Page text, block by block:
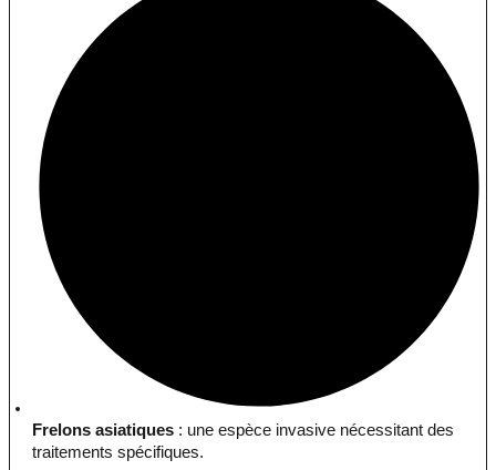
Frelons asiatiques : une espèce invasive nécessitant des
traitements spécifiques.